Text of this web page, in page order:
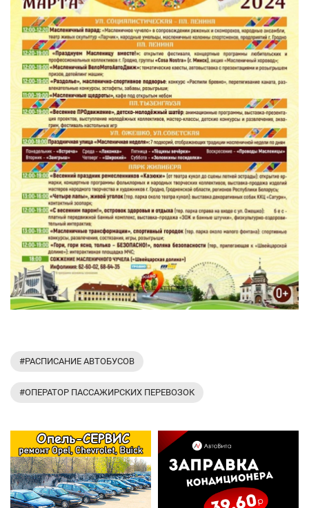
#РАСПИСАНИЕ АВТОБУСОВ
#ОПЕРАТОР ПАССАЖИРСКИХ ПЕРЕВОЗОК